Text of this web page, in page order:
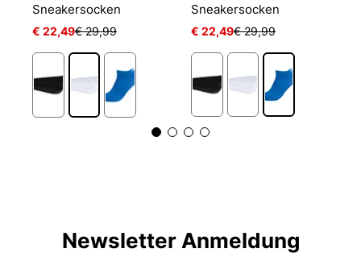
Sneakersocken
€ 22,49€ 29,99
Sneakersocken
€ 22,49€ 29,99
Newsletter Anmeldung